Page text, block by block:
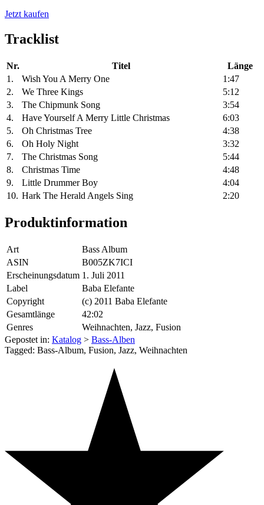
Jetzt kaufen
Tracklist
Nr. Titel
Länge
1.
Wish You A Merry One
1:47
2.
We Three Kings
5:12
3.
The Chipmunk Song
3:54
4.
Have Yourself A Merry Little Christmas
6:03
5.
Oh Christmas Tree
4:38
6.
Oh Holy Night
3:32
7.
The Christmas Song
5:44
8.
Christmas Time
4:48
9.
Little Drummer Boy
4:04
10. Hark The Herald Angels Sing 2:20
Produktinformation
Art
Bass Album
ASIN
B005ZK7ICI
Erscheinungsdatum 1. Juli 2011
Label
Baba Elefante
Copyright
(c) 2011 Baba Elefante
Gesamtlänge
42:02
Genres
Weihnachten, Jazz, Fusion
Gepostet in: Katalog > Bass-Alben
Tagged: Bass-Album, Fusion, Jazz, Weihnachten